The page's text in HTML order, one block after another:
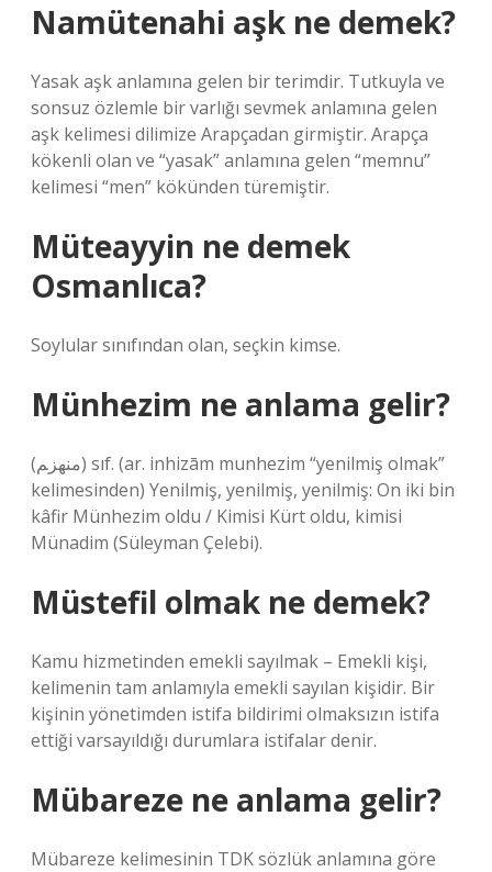
Namütenahi aşk ne demek?
Yasak aşk anlamına gelen bir terimdir. Tutkuyla ve
sonsuz özlemle bir varlığı sevmek anlamına gelen
aşk kelimesi dilimize Arapçadan girmiştir. Arapça
kökenli olan ve “yasak” anlamına gelen “memnu”
kelimesi “men” kökünden türemiştir.
Müteayyin ne demek
Osmanlıca?
Soylular sınıfından olan, seçkin kimse.
Münhezim ne anlama gelir?
(ﻣﻨﻬﺰﻢ) sıf. (ar. inhizām munhezim “yenilmiş olmak”
kelimesinden) Yenilmiş, yenilmiş, yenilmiş: On iki bin
kâfir Münhezim oldu / Kimisi Kürt oldu, kimisi
Münadim (Süleyman Çelebi).
Müstefil olmak ne demek?
Kamu hizmetinden emekli sayılmak – Emekli kişi,
kelimenin tam anlamıyla emekli sayılan kişidir. Bir
kişinin yönetimden istifa bildirimi olmaksızın istifa
ettiği varsayıldığı durumlara istifalar denir.
Mübareze ne anlama gelir?
Mübareze kelimesinin TDK sözlük anlamına göre